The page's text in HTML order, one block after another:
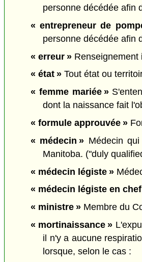
personne décédée afin
« entrepreneur de
personne décédée afin
« erreur »Renseignement
« état »Tout état ou
« femme mariée »
dont la naissance fait
« formule approuvée »
« médecin » Médecin
Manitoba. ("duly
« médecin légiste »
« médecin légiste en
« ministre »Membre du
« mortinaissance »
il n'y a aucune
lorsque, selon le cas :